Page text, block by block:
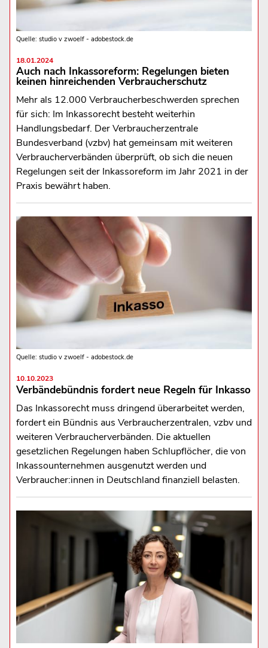
Quelle: studio v zwoelf - adobestock.de
18.01.2024
Auch nach Inkassoreform: Regelungen bieten
keinen hinreichenden Verbraucherschutz
Mehr als 12.000 Verbraucherbeschwerden sprechen
für sich: Im Inkassorecht besteht weiterhin
Handlungsbedarf. Der Verbraucherzentrale
Bundesverband (vzbv) hat gemeinsam mit weiteren
Verbraucherverbänden überprüft, ob sich die neuen
Regelungen seit der Inkassoreform im Jahr 2021 in der
Praxis bewährt haben.
Quelle: studio v zwoelf - adobestock.de
10.10.2023
Verbändebündnis fordert neue Regeln für Inkasso
Das Inkassorecht muss dringend überarbeitet werden,
fordert ein Bündnis aus Verbraucherzentralen, vzbv und
weiteren Verbraucherverbänden. Die aktuellen
gesetzlichen Regelungen haben Schlupflöcher, die von
Inkassounternehmen ausgenutzt werden und
Verbraucher:innen in Deutschland finanziell belasten.